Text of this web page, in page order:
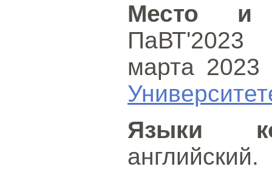
Место и
ПаВТ'2023
марта 2023
Языки
английский.